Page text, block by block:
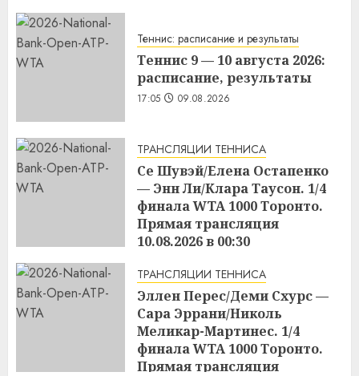
Теннис: расписание и результаты
Теннис 9 — 10 августа 2026:
расписание, результаты
17:05 09.08.2026
ТРАНСЛЯЦИИ ТЕННИСА
Се Шувэй/Елена Остапенко
— Энн Ли/Клара Таусон. 1/4
финала WTA 1000 Торонто.
Прямая трансляция
10.08.2026 в 00:30
ТРАНСЛЯЦИИ ТЕННИСА
Эллен Перес/Деми Схурс —
Сара Эррани/Николь
Меликар-Мартинес. 1/4
финала WTA 1000 Торонто.
Прямая трансляция